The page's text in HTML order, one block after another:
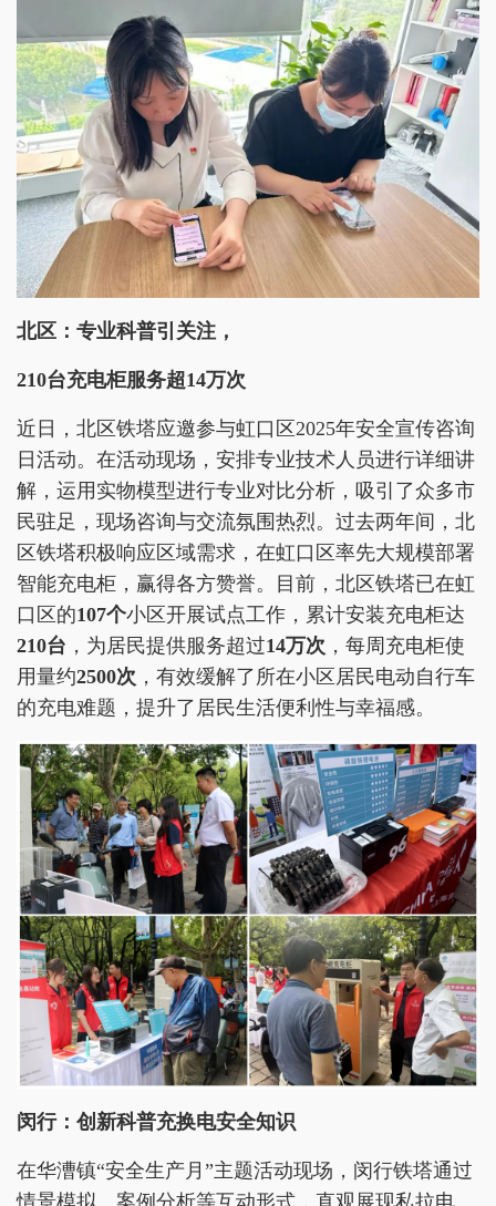
北区：专业科普引关注，
210台充电柜服务超14万次
近日，北区铁塔应邀参与虹口区2025年安全宣传咨询
日活动。在活动现场，安排专业技术人员进行详细讲
解，运用实物模型进行专业对比分析，吸引了众多市
民驻足，现场咨询与交流氛围热烈。过去两年间，北
区铁塔积极响应区域需求，在虹口区率先大规模部署
智能充电柜，赢得各方赞誉。目前，北区铁塔已在虹
口区的107个小区开展试点工作，累计安装充电柜达
210台 ，为居民提供服务超过14万次 ，每周充电柜使
用量约2500次 ，有效缓解了所在小区居民电动自行车
的充电难题，提升了居民生活便利性与幸福感。
闵行：创新科普充换电安全知识
在华漕镇“安全生产月”主题活动现场，闵行铁塔通过
情景模拟、案例分析等互动形式，直观展现私拉电